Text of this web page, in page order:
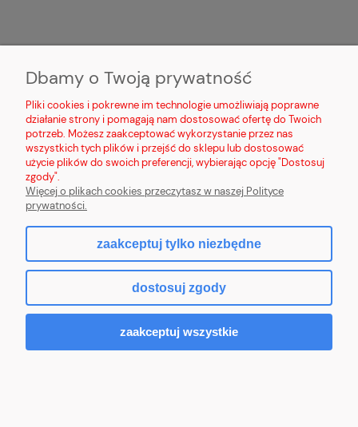
PŁATNOŚCI I DOSTAWA
INFORMACJE
O NAS
Sklep internetowy Shoper.pl
Dbamy o Twoją prywatność
Pliki cookies i pokrewne im technologie umożliwiają poprawne
działanie strony i pomagają nam dostosować ofertę do Twoich
potrzeb. Możesz zaakceptować wykorzystanie przez nas
wszystkich tych plików i przejść do sklepu lub dostosować
użycie plików do swoich preferencji, wybierając opcję "Dostosuj
zgody".
Więcej o plikach cookies przeczytasz w naszej Polityce
prywatności.
zaakceptuj tylko niezbędne
dostosuj zgody
zaakceptuj wszystkie